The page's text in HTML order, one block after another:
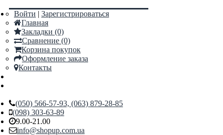
Войти | Зарегистрироваться
Главная
Закладки (0)
Сравнение (0)
Корзина покупок
Оформление заказа
Контакты
(050) 566-57-93, (063) 879-28-85
(098) 303-63-89
9.00-21.00
info@shopup.com.ua